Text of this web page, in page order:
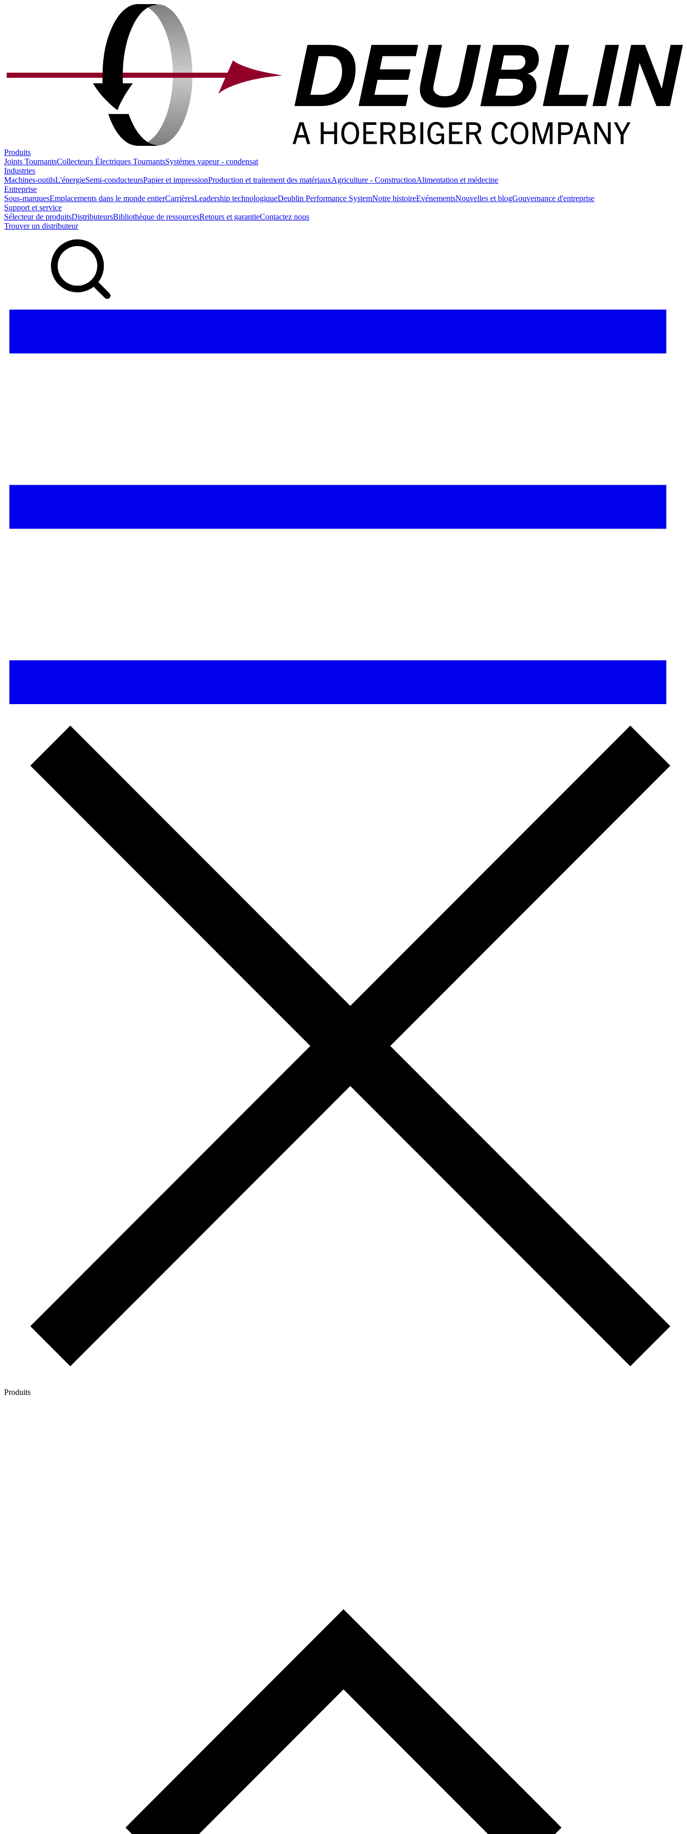
Produits
Joints TournantsCollecteurs Électriques TournantsSystèmes vapeur - condensat
Industries
Machines-outilsL'énergieSemi-conducteursPapier et impressionProduction et traitement des matériauxAgriculture - ConstructionAlimentation et médecine
Entreprise
Sous-marquesEmplacements dans le monde entierCarrièresLeadership technologiqueDeublin Performance SystemNotre histoireEvénementsNouvelles et blogGouvernance d'entreprise
Support et service
Sélecteur de produitsDistributeursBibliothèque de ressourcesRetours et garantieContactez nous
Trouver un distributeur
Produits